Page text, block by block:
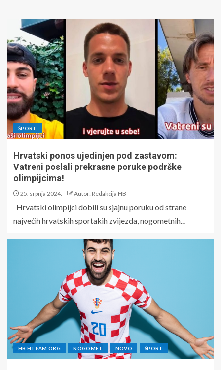
ŠPORT
Hrvatski ponos ujedinjen pod zastavom:
Vatreni poslali prekrasne poruke podrške
olimpijcima!
25. srpnja 2024. Autor: Redakcija HB
Hrvatski olimpijci dobili su sjajnu poruku od strane
najvećih hrvatskih sportakih zvijezda, nogometnih...
HB.HTEAM.ORG NOGOMET NOVO ŠPORT